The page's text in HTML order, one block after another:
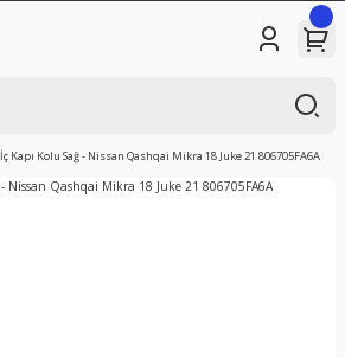
İç Kapı Kolu Sağ - Nissan Qashqai Mikra 18 Juke 21 806705FA6A